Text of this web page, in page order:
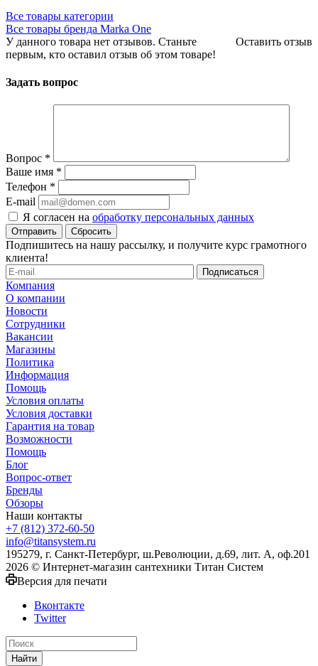
Все товары категории
Все товары бренда Marka One
Оставить отзыв
У данного товара нет отзывов. Станьте
первым, кто оставил отзыв об этом товаре!
Задать вопрос
Вопрос *
Ваше имя *
Телефон *
E-mail
Я согласен на обработку персональных данных
Сбросить
Подпишитесь на нашу рассылку, и получите курс грамотного
клиента!
Компания
О компании
Новости
Сотрудники
Вакансии
Магазины
Политика
Информация
Помощь
Условия оплаты
Условия доставки
Гарантия на товар
Возможности
Помощь
Блог
Вопрос-ответ
Бренды
Обзоры
Наши контакты
+7 (812) 372-60-50
info@titansystem.ru
195279, г. Санкт-Петербург, ш.Революции, д.69, лит. А, оф.201
2026 © Интернет-магазин сантехники Титан Систем
Версия для печати
Вконтакте
Twitter
Найти